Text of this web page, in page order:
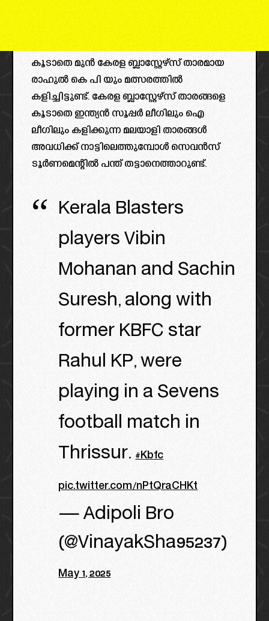
കൂടാതെ മുൻ കേരള ബ്ലാസ്റ്റേഴ്‌സ് താരമായ
രാഹുൽ കെ പി യും മത്സരത്തിൽ
കളിച്ചിട്ടുണ്ട്. കേരള ബ്ലാസ്റ്റേഴ്‌സ് താരങ്ങളെ
കൂടാതെ ഇന്ത്യൻ സൂപ്പർ ലീഗിലും ഐ
ലീഗിലും കളിക്കുന്ന മലയാളി താരങ്ങൾ
അവധിക്ക് നാട്ടിലെത്തുമ്പോൾ സെവൻസ്
ടൂർണമെന്റിൽ പന്ത് തട്ടാനെത്താറുണ്ട്.
Kerala Blasters
players Vibin
Mohanan and Sachin
Suresh, along with
former KBFC star
Rahul KP, were
playing in a Sevens
football match in
Thrissur.#Kbfc
pic.twitter.com/nPtQraCHKt
— Adipoli Bro
(@VinayakSha95237)
May 1, 2025